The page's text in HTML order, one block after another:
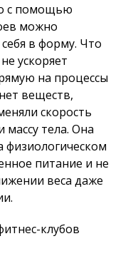
с помощью
можно
в форму. Что
ускоряет
на процессы
веществ,
скорость
тела. Она
физиологическом
питание и не
веса даже
клубов